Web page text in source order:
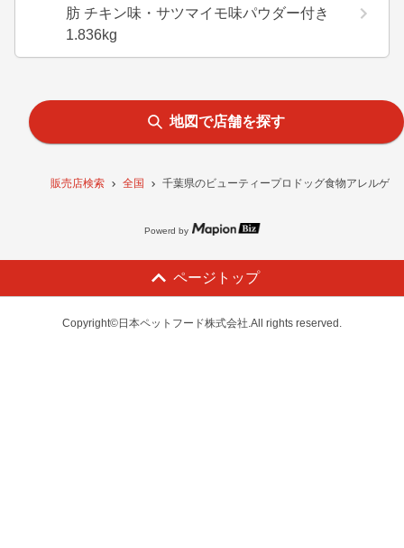
販売店検索 全国 千葉県のビューティープロドッグ食物アレルゲ
肪 チキン味・サツマイモ味パウダー付き
1.836kg
地図で店舗を探す
Powerd by
ページトップ
Copyright©日本ペットフード株式会社.All rights reserved.